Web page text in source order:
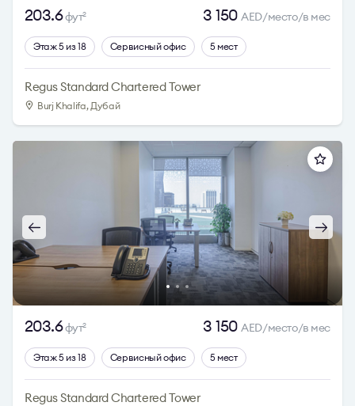
203.6фут2 3 150AED/место/в мес
Этаж 5 из 18 Сервисный офис 5 мест
Regus Standard Chartered Tower
Burj Khalifa, Дубай
203.6фут2 3 150AED/место/в мес
Этаж 5 из 18 Сервисный офис 5 мест
Regus Standard Chartered Tower